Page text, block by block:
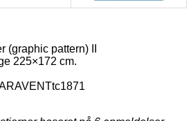
pattern) II
225×172 cm.